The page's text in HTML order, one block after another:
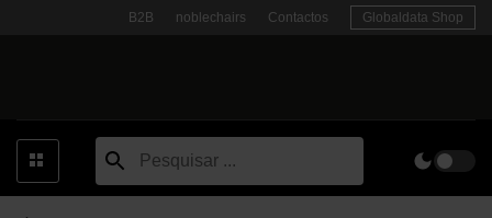
B2B noblechairs Contactos Globaldata Shop